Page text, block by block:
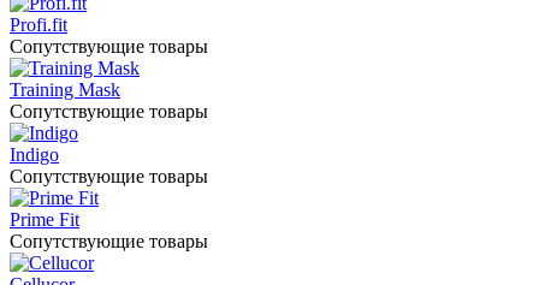
Profi.fit
Сопутствующие товары
Training Mask
Сопутствующие товары
Indigo
Сопутствующие товары
Prime Fit
Сопутствующие товары